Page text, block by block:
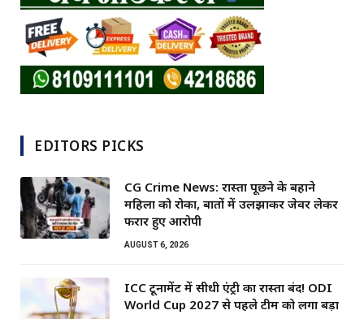
EDITORS PICKS
CG Crime News: रास्ता पूछने के बहाने
महिला को रोका, बातों में उलझाकर जेवर लेकर
फरार हुए आरोपी
AUGUST 6, 2026
ICC टूर्नामेंट में सीधी एंट्री का रास्ता बंद! ODI
World Cup 2027 से पहले टीम को लगा बड़ा